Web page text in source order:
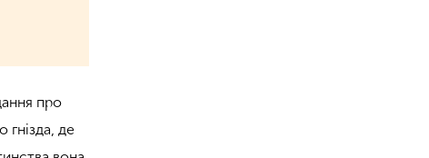
про
гнізда, де